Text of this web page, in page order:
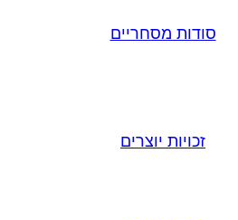
סודות מסחריים
זכויות יוצרים